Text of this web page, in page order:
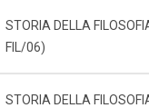
STORIA DELLA
FIL/06)
STORIA DELLA